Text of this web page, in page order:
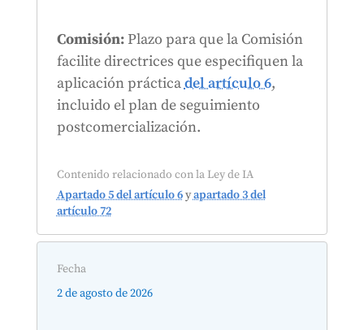
Comisión:Plazo para que la Comisión
facilite directrices que especifiquen la
aplicación prácticadel artículo 6,
incluido el plan de seguimiento
postcomercialización.
Contenido relacionado con la Ley de IA
Apartado 5 del artículo 6yapartado 3 del
artículo 72
Fecha
2 de agosto de 2026